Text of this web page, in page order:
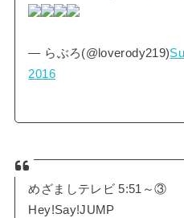
— らぶろ(@loverody219)
2016
めざましテレビ 5:51～③
Hey!Say!JUMP